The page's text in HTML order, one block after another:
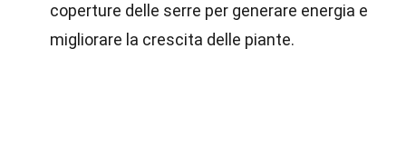
coperture delle serre per generare energia e
migliorare la crescita delle piante.